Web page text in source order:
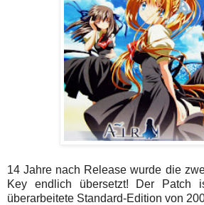
14 Jahre nach Release wurde die
Key endlich übersetzt! Der Patch
überarbeitete Standard-Edition von